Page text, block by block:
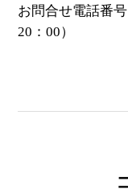
お問合せ電話番
20：00）